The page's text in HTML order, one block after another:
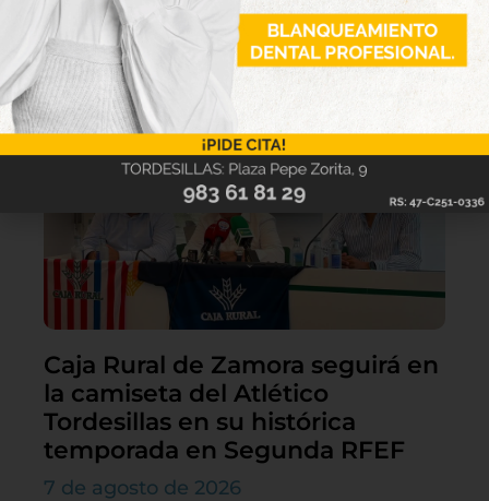
Lo último
Caja Rural de Zamora seguirá en
la camiseta del Atlético
Tordesillas en su histórica
temporada en Segunda RFEF
7 de agosto de 2026